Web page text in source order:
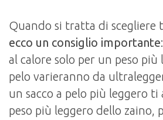
Quando si tratta di scegliere
ecco un consiglio importante
al calore solo per un peso più
pelo varieranno da
un sacco a pelo più leggero ti
peso più leggero dello zaino,